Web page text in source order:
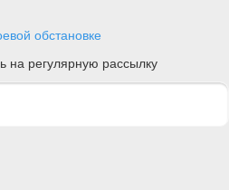
обстановке
на регулярную рассылку